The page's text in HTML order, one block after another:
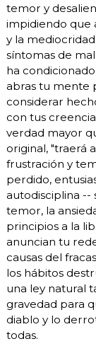
temor y
impidiendo que
y la
síntomas de
ha
abras tu mente
considerar
con tus
verdad mayor
original, "traerá
frustración y
perdido,
autodisciplina --
temor, la
principios a la
anuncian tu
causas del
los hábitos
una ley natural
gravedad para
diablo y lo
todas.